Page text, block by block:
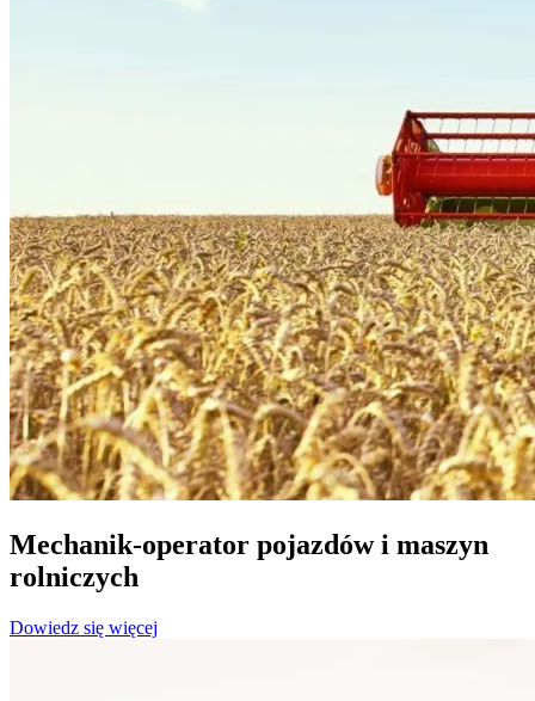
Mechanik-operator pojazdów i maszyn
rolniczych
Dowiedz się więcej